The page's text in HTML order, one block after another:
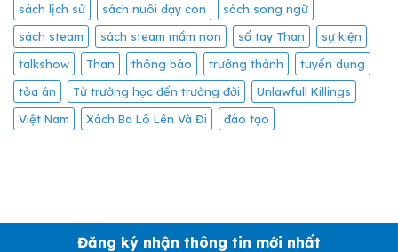
sách lịch sử
sách nuôi dạy con
sách song ngữ
sách steam
sách steam mầm non sổ tay Than
sự kiện
talkshow
Than thông báo trưởng thành
tuyển dụng
tòa án
Từ trường học đến trường đời
Unlawfull Killings
Việt Nam
Xách Ba Lô Lên Và Đi đào tạo
Đăng ký nhận thông tin mới nhất